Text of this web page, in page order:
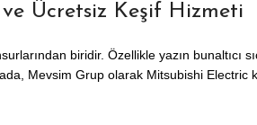
Ücretsiz Keşif Hizmeti
biridir. Özellikle yazın bunaltıcı
Mevsim Grup olarak Mitsubishi Electric